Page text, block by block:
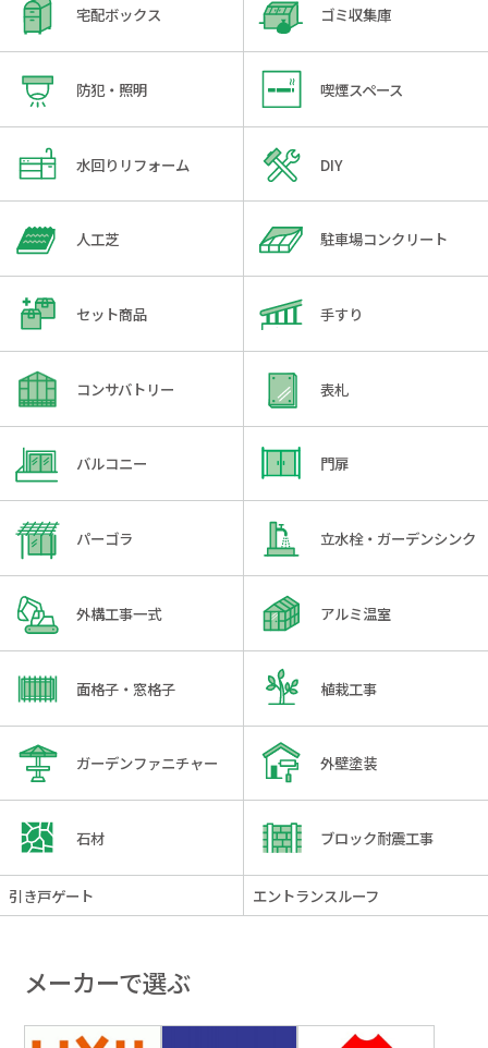
宅配ボックス ゴミ収集庫
防犯・照明 喫煙スペース
水回りリフォーム DIY
人工芝 駐車場コンクリート
セット商品 手すり
コンサバトリー 表札
バルコニー 門扉
パーゴラ 立水栓・ガーデンシンク
外構工事一式 アルミ温室
面格子・窓格子 植栽工事
ガーデンファニチャー 外壁塗装
石材 ブロック耐震工事
引き戸ゲート エントランスルーフ
メーカーで選ぶ